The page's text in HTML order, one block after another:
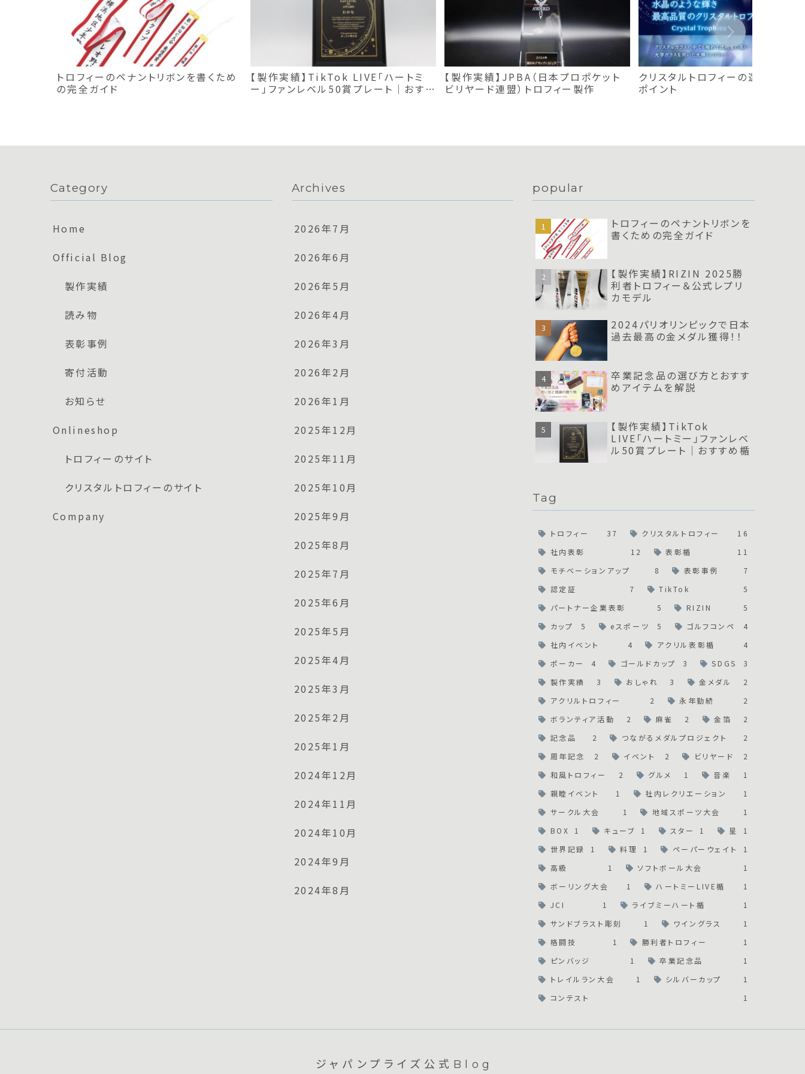
トロフィーのペナントリボンを書くため
の完全ガイド
【製作実績】TikTok LIVE「ハートミ
ー」ファンレベル50賞プレート｜おすす
【製作実績】JPBA（日本プロポケット
ビリヤード連盟）トロフィー製作
クリスタルトロフィーの選び方と
ポイント
Category
Home
Official Blog
製作実績
読み物
表彰事例
寄付活動
お知らせ
Onlineshop
トロフィーのサイト
クリスタルトロフィーのサイト
Company
Archives
2026年7月
2026年6月
2026年5月
2026年4月
2026年3月
2026年2月
2026年1月
2025年12月
2025年11月
2025年10月
2025年9月
2025年8月
2025年7月
2025年6月
2025年5月
2025年4月
2025年3月
2025年2月
2025年1月
2024年12月
2024年11月
2024年10月
2024年9月
2024年8月
popular
トロフィーのペナントリボンを
書くための完全ガイド
【製作実績】RIZIN 2025勝
利者トロフィー＆公式レプリ
カモデル
2024パリオリンピックで日本
過去最高の金メダル獲得！！
卒業記念品の選び方とおすす
めアイテムを解説
【製作実績】TikTok
LIVE「ハートミー」ファンレベ
ル50賞プレート｜おすすめ楯
Tag
トロフィー 37 クリスタルトロフィー
16
社内表彰
12 表彰楯
11
モチベーションアップ
8 表彰事例
7
認定証
7 TikTok
5
パートナー企業表彰
5 RIZIN
5
カップ
5 eスポーツ 5 ゴルフコンペ
4
社内イベント
4 アクリル表彰楯
4
ポーカー
4 ゴールドカップ 3 SDGS
3
製作実績
3 おしゃれ 3 金メダル
2
アクリルトロフィー
2 永年勤続
2
ボランティア活動
2 麻雀 2 金箔
2
記念品
2 つながるメダルプロジェクト
2
周年記念
2 イベント 2 ビリヤード
2
和風トロフィー
2 グルメ 1 音楽
1
親睦イベント
1 社内レクリエーション
1
サークル大会
1 地域スポーツ大会
1
BOX
1 キューブ 1 スター 1 星
1
世界記録
1 料理 1 ペーパーウェイト
1
高級
1 ソフトボール大会
1
ボーリング大会
1 ハートミーLIVE楯
1
JCI
1 ライブミーハート楯
1
サンドブラスト彫刻
1 ワイングラス
1
格闘技
1 勝利者トロフィー
1
ピンバッジ
1 卒業記念品
1
トレイルラン大会
1 シルバーカップ
1
コンテスト
1
ジャパンプライズ公式Blog